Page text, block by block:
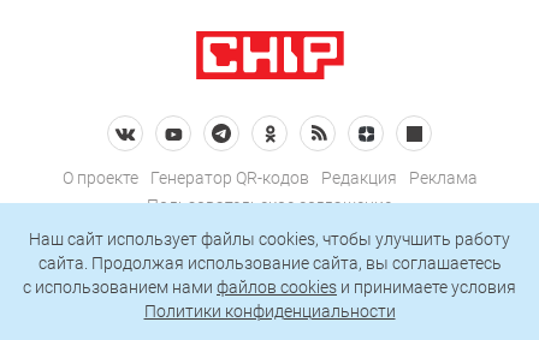
О проекте Генератор QR-кодов Редакция
Реклама
Пользовательское соглашение
Политика конфиденциальности
Подписаться на рассылку
Наш сайт использует файлы cookies, чтобы улучшить работу
сайта. Продолжая использование сайта, вы соглашаетесь
c использованием нами файлов cookies и принимаете условия
Политики конфиденциальности